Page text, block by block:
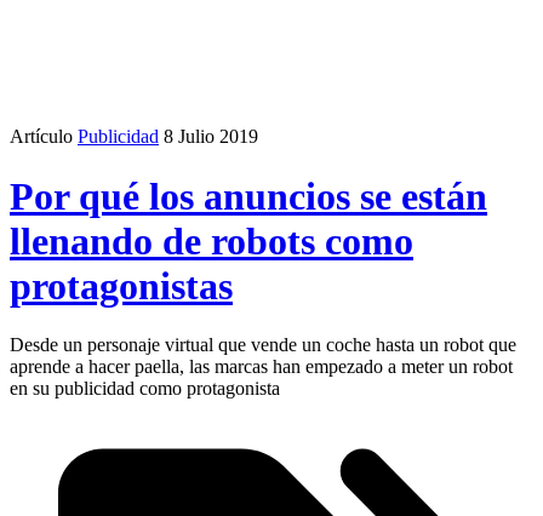
Artículo Publicidad 8 Julio 2019
Por qué los anuncios se están
llenando de robots como
protagonistas
Desde un personaje virtual que vende un coche hasta un robot que
aprende a hacer paella, las marcas han empezado a meter un robot
en su publicidad como protagonista